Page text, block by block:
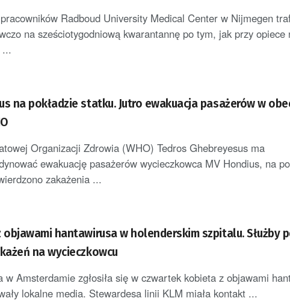
Radboud University Medical Center w Nijmegen
na sześciotygodniową kwarantannę po tym, jak przy opiece
...
na pokładzie statku. Jutro ewakuacja pasażerów w
Organizacji Zdrowia (WHO) Tedros Ghebreyesus ma
ewakuację pasażerów wycieczkowca MV Hondius, na
zakażenia ...
objawami hantawirusa w holenderskim szpitalu. Służby
na wycieczkowcu
w Amsterdamie zgłosiła się w czwartek kobieta z objawami
lokalne media. Stewardesa linii KLM miała kontakt ...